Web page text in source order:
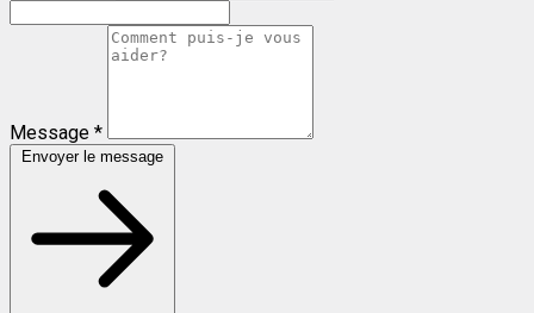
Message *
Envoyer le message